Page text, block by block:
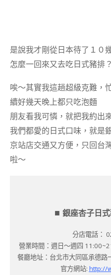
是說我才剛從日本待了１０
怎麼一回來又去吃日式豬排？
唉～其實我這趟超級克難，
續好幾天晚上都只吃泡麵
朋友看我可憐，就把我約出
我們都愛的日式口味，就是
京站店交通又方便，只回台
啦～
■ 銀座杏子日
分店電話：
營業時間：週日～週四
餐廳地址：台北市大同區承德路
官方網站: http://